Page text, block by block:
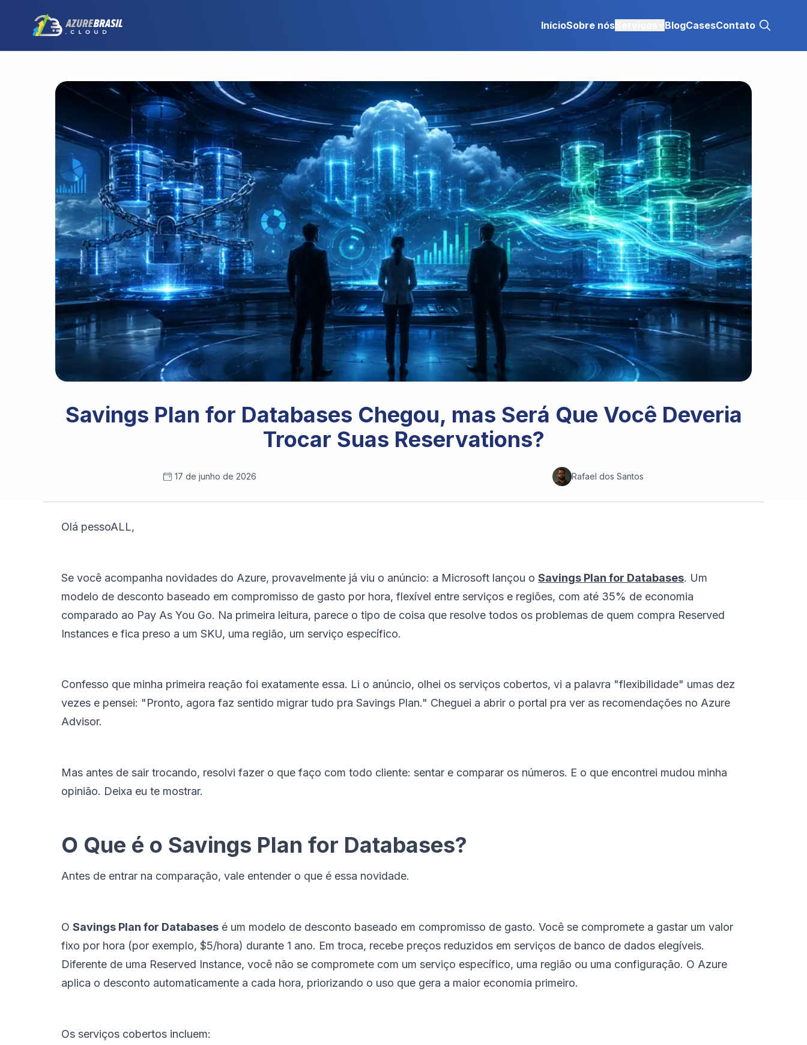
InícioSobre nósServiços BlogCasesContato
Savings Plan for Databases Chegou, mas Será Que Você Deveria
Trocar Suas Reservations?
17 de junho de 2026 Rafael dos Santos
Olá pessoALL,
Se você acompanha novidades do Azure, provavelmente já viu o anúncio: a Microsoft lançou o Savings Plan for Databases. Um
modelo de desconto baseado em compromisso de gasto por hora, flexível entre serviços e regiões, com até 35% de economia
comparado ao Pay As You Go. Na primeira leitura, parece o tipo de coisa que resolve todos os problemas de quem compra Reserved
Instances e fica preso a um SKU, uma região, um serviço específico.
Confesso que minha primeira reação foi exatamente essa. Li o anúncio, olhei os serviços cobertos, vi a palavra "flexibilidade" umas dez
vezes e pensei: "Pronto, agora faz sentido migrar tudo pra Savings Plan." Cheguei a abrir o portal pra ver as recomendações no Azure
Advisor.
Mas antes de sair trocando, resolvi fazer o que faço com todo cliente: sentar e comparar os números. E o que encontrei mudou minha
opinião. Deixa eu te mostrar.
O Que é o Savings Plan for Databases?
Antes de entrar na comparação, vale entender o que é essa novidade.
O Savings Plan for Databases é um modelo de desconto baseado em compromisso de gasto. Você se compromete a gastar um valor
fixo por hora (por exemplo, $5/hora) durante 1 ano. Em troca, recebe preços reduzidos em serviços de banco de dados elegíveis.
Diferente de uma Reserved Instance, você não se compromete com um serviço específico, uma região ou uma configuração. O Azure
aplica o desconto automaticamente a cada hora, priorizando o uso que gera a maior economia primeiro.
Os serviços cobertos incluem: